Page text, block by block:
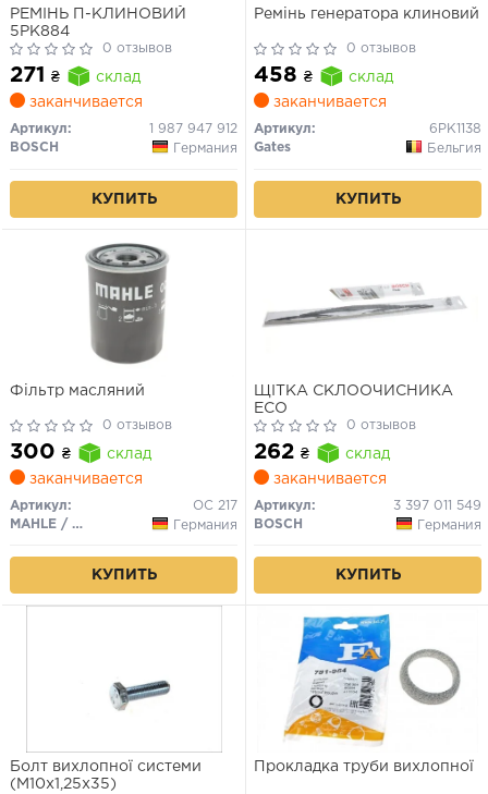
РЕМІНЬ П-КЛИНОВИЙ
5PK884
0 отзывов
271 ₴
склад
заканчивается
Артикул:
1 987 947 912
BOSCH
Германия
КУПИТЬ
Ремінь генератора клиновий
0 отзывов
458 ₴
склад
заканчивается
Артикул:
6PK1138
Gates
Бельгия
КУПИТЬ
Фільтр масляний
0 отзывов
300 ₴
склад
заканчивается
Артикул:
OC 217
MAHLE / KNECHT
Германия
КУПИТЬ
ЩІТКА СКЛООЧИСНИКА
ECO
0 отзывов
262 ₴
склад
заканчивается
Артикул:
3 397 011 549
BOSCH
Германия
КУПИТЬ
Болт вихлопної системи
(M10x1,25x35)
Прокладка труби вихлопної